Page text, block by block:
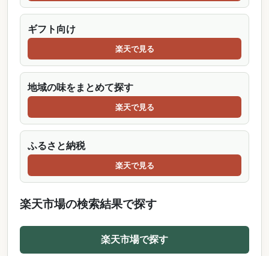
ギフト向け
楽天で見る
地域の味をまとめて探す
楽天で見る
ふるさと納税
楽天で見る
楽天市場の検索結果で探す
楽天市場で探す